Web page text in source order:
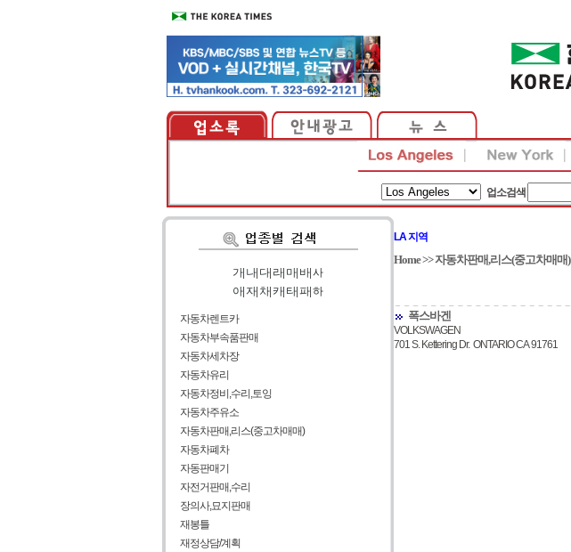
업소검색
가| 나| 다| 라| 마| 바| 사
아| 자| 차| 카| 타| 파| 하
자동차렌트카
자동차부속품판매
자동차세차장
자동차유리
자동차정비,수리,토잉
자동차주유소
자동차판매,리스(중고차매매)
자동차폐차
자동판매기
자전거판매,수리
장의사,묘지판매
재봉틀
재정상담/계획
LA 지역
Home>>자동차판매,리스(중고차매매)
폭스바겐
VOLKSWAGEN
701 S. Kettering Dr. ONTARIO CA 91761